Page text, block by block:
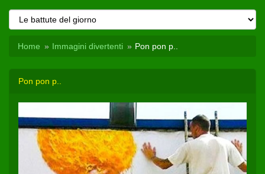
Home Immagini divertenti Pon pon p..
Pon pon p..